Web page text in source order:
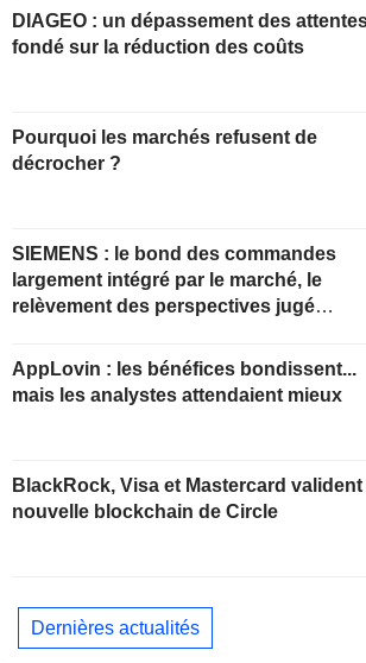
DIAGEO : un dépassement des attentes
fondé sur la réduction des coûts
Pourquoi les marchés refusent de
décrocher ?
SIEMENS : le bond des commandes
largement intégré par le marché, le
relèvement des perspectives jugé
actuelles
AppLovin : les bénéfices bondissent...
mais les analystes attendaient mieux
BlackRock, Visa et Mastercard valident
nouvelle blockchain de Circle
Dernières actualités